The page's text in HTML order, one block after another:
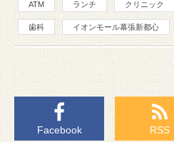
ATM ランチ クリニック
歯科 イオンモール幕張新都心
Facebook RSS